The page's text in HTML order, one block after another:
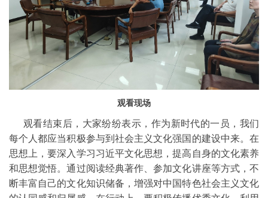
观看现场
观看结束后，大家纷纷表示，作为新时代的一员，我们
每个人都应当积极参与到社会主义文化强国的建设中来。在
思想上，要深入学习习近平文化思想，提高自身的文化素养
和思想觉悟。通过阅读经典著作、参加文化讲座等方式，不
断丰富自己的文化知识储备，增强对中国特色社会主义文化